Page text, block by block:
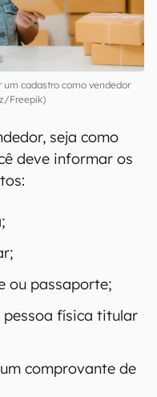
documentação.
Freepik)
seja como
deve informar os